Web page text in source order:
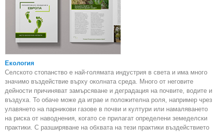
Екология
Селското стопанство е най-голямата индустрия в света и има много
значимо въздействие върху околната среда. Много от неговите
дейности причиняват замърсяване и деградация на почвите, водите и
въздуха. То обаче може да играе и положителна роля, например чрез
улавянето на парникови газове в почви и култури или намаляването
на риска от наводнения, когато се прилагат определени земеделски
практики. С разширяване на обхвата на тези практики въздействието